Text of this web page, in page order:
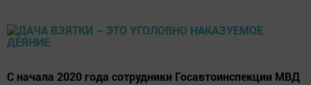
С начала 2020 года сотрудники Госавтоинспекции МВД